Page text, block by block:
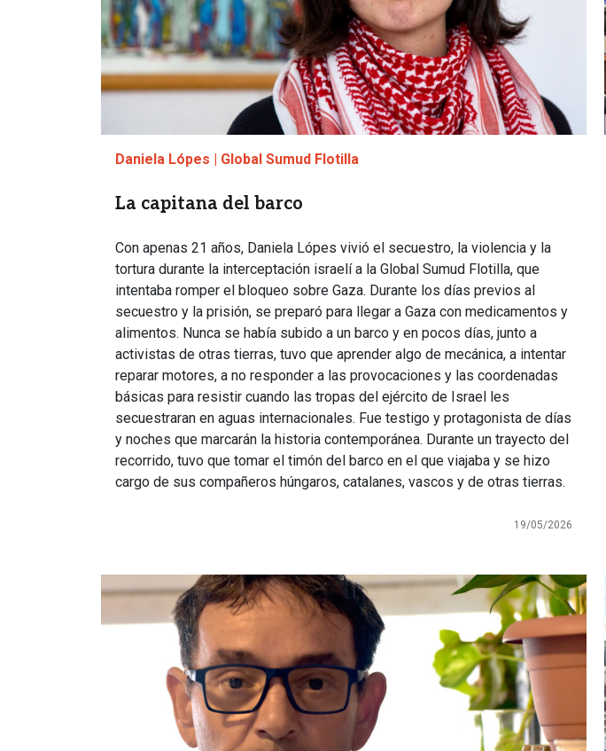
Daniela Lópes | Global Sumud Flotilla
La capitana del barco
Con apenas 21 años, Daniela Lópes vivió el secuestro, la violencia y la
tortura durante la interceptación israelí a la Global Sumud Flotilla, que
intentaba romper el bloqueo sobre Gaza. Durante los días previos al
secuestro y la prisión, se preparó para llegar a Gaza con medicamentos y
alimentos. Nunca se había subido a un barco y en pocos días, junto a
activistas de otras tierras, tuvo que aprender algo de mecánica, a intentar
reparar motores, a no responder a las provocaciones y las coordenadas
básicas para resistir cuando las tropas del ejército de Israel les
secuestraran en aguas internacionales. Fue testigo y protagonista de días
y noches que marcarán la historia contemporánea. Durante un trayecto del
recorrido, tuvo que tomar el timón del barco en el que viajaba y se hizo
cargo de sus compañeros húngaros, catalanes, vascos y de otras tierras.
19/05/2026
Imagen